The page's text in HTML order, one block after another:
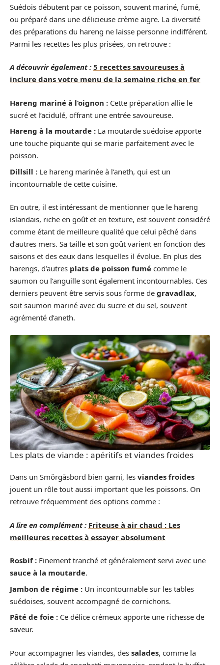
Suédois débutent par ce poisson, souvent mariné, fumé,
ou préparé dans une délicieuse crème aigre. La diversité
des préparations du hareng ne laisse personne indifférent.
Parmi les recettes les plus prisées, on retrouve :
A découvrir également : 5 recettes savoureuses à
inclure dans votre menu de la semaine riche en fer
Hareng mariné à l’oignon : Cette préparation allie le
sucré et l’acidulé, offrant une entrée savoureuse.
Hareng à la moutarde : La moutarde suédoise apporte
une touche piquante qui se marie parfaitement avec le
poisson.
Dillsill : Le hareng marinée à l’aneth, qui est un
incontournable de cette cuisine.
En outre, il est intéressant de mentionner que le hareng
islandais, riche en goût et en texture, est souvent considéré
comme étant de meilleure qualité que celui pêché dans
d’autres mers. Sa taille et son goût varient en fonction des
saisons et des eaux dans lesquelles il évolue. En plus des
harengs, d’autres plats de poisson fumé comme le
saumon ou l’anguille sont également incontournables. Ces
derniers peuvent être servis sous forme de gravadlax,
soit saumon mariné avec du sucre et du sel, souvent
agrémenté d’aneth.
Les plats de viande : apéritifs et viandes froides
Dans un Smörgåsbord bien garni, les viandes froides
jouent un rôle tout aussi important que les poissons. On
retrouve fréquemment des options comme :
A lire en complément : Friteuse à air chaud : Les
meilleures recettes à essayer absolument
Rosbif : Finement tranché et généralement servi avec une
sauce à la moutarde.
Jambon de régime : Un incontournable sur les tables
suédoises, souvent accompagné de cornichons.
Pâté de foie : Ce délice crémeux apporte une richesse de
saveur.
Pour accompagner les viandes, des salades, comme la